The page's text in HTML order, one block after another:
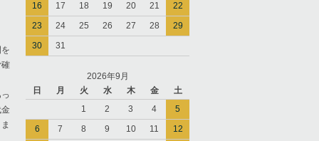
16
17 18 19 20 21
22
23
24 25 26 27 28
29
30
31
2026年9月
日
月 火 水 木 金
土
1
2 3 4
5
6
7 8 9 10 11
12